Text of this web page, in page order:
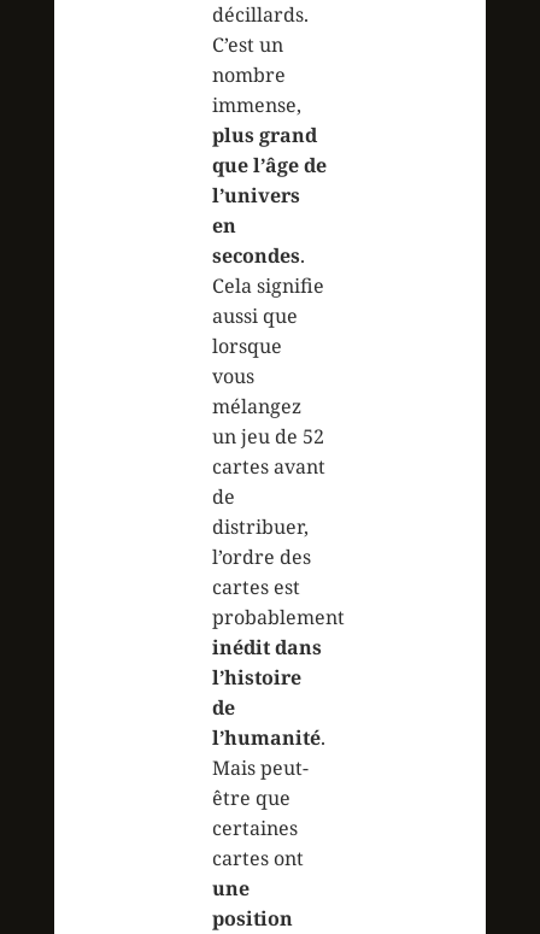
décillards.
C’est un
nombre
immense,
plus grand
que l’âge de
l’univers
en
secondes.
Cela signifie
aussi que
lorsque
vous
mélangez
un jeu de 52
cartes avant
de
distribuer,
l’ordre des
cartes est
probablement
inédit dans
l’histoire
de
l’humanité.
Mais peut-
être que
certaines
cartes ont
une
position